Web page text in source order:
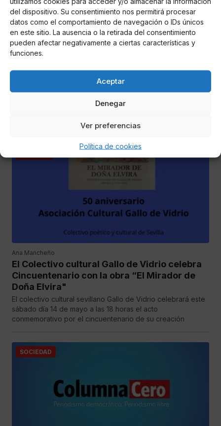
del dispositivo. Su consentimiento nos permitirá procesar
datos como el comportamiento de navegación o IDs únicos
en este sitio. La ausencia o la retirada del consentimiento
pueden afectar negativamente a ciertas características y
funciones.
Aceptar
Denegar
Ver preferencias
Política de cookies
Ana Mancheño
Subida del 15% para perceptores del Ingreso
Mínimo Vital y pensiones no contributivas
Se prorrogan durante tres meses más las medidas de
liquidez para las empresas y autónomo y se extienden las
Ana Mancheño
El Colectivo cultural Gallo de Vidrio celebra
Cincuentenario con la obra “El Mirador de
Doña Elvira"
El colectivo cultural sevillano Gallo de Vidrio celebrará este
sábado día 14 de mayo a las 18 horas el acto
conmemorativo por el cincuentenario de su creación
SOCIEDAD